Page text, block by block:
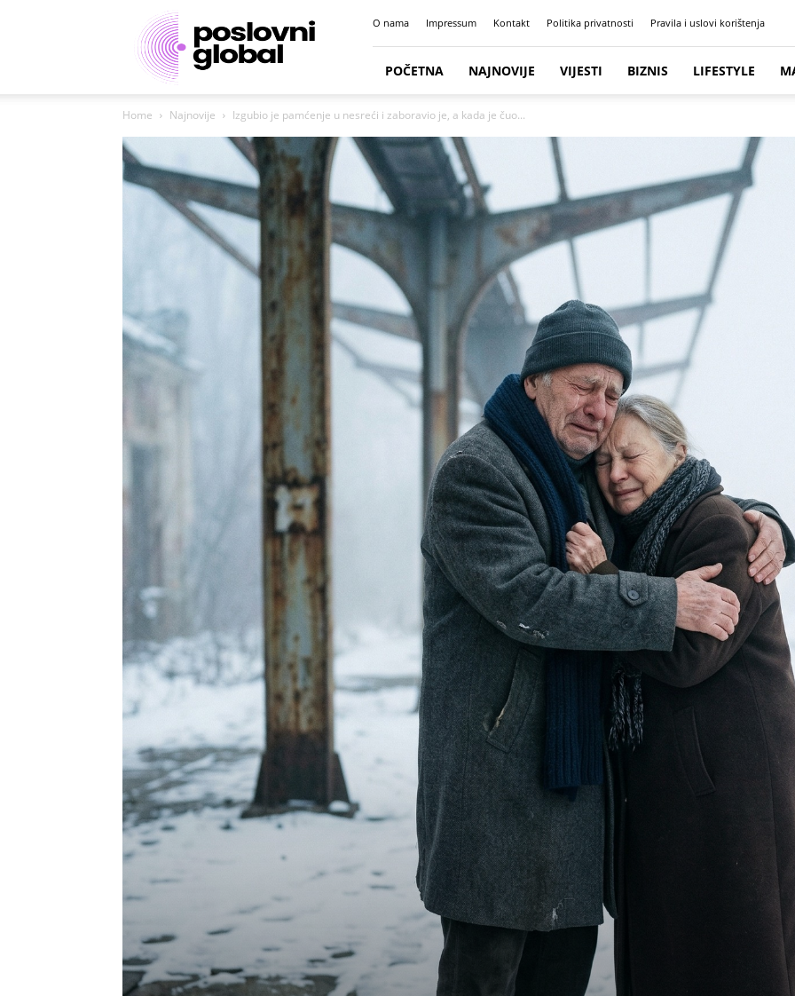
Poslovni
portal
O nama Impressum Kontakt Politika privatnosti Pravila i uslovi korištenja
POČETNA NAJNOVIJE VIJESTI BIZNIS LIFESTYLE
Home Najnovije Izgubio je pamćenje u nesreći i zaboravio je, a kada je čuo...